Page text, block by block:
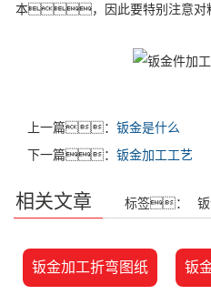
本，因此要特别注意对
上一篇： 钣金是什么
下一篇： 钣金加工工艺
相关文章 标签：
钣金加工折弯图纸 钣